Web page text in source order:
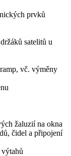
prvků
satelitů u
vč. výměny
žaluzií na okna
čidel a připojení